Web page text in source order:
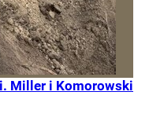
Miller i Komorowski